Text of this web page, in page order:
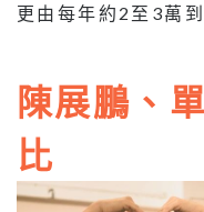
更由每年約2至3萬
陳展鵬、
比